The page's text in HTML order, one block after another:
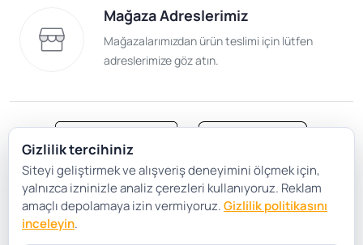
Mağaza Adreslerimiz
Mağazalarımızdan ürün teslimi için lütfen
adreslerimize göz atın.
Satış Sözleşmesi
Gizlilik ve Güvenlik
Gizlilik Politikası
Çerez Tercihleri
Gizlilik tercihiniz
Siteyi geliştirmek ve alışveriş deneyimini ölçmek için,
yalnızca izninizle analiz çerezleri kullanıyoruz. Reklam
amaçlı depolamaya izin vermiyoruz.Gizlilik politikasını
inceleyin.